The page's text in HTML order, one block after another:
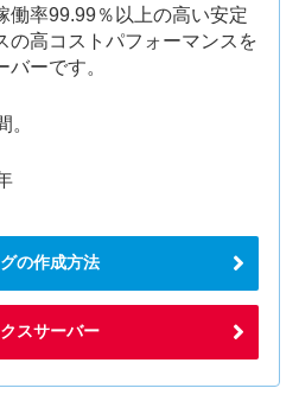
働率99.99％以上の高い安定
の高コストパフォーマンスを
ーです。
。
の作成方法
スサーバー